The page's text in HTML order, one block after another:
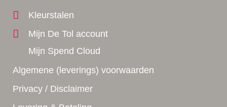
Kleurstalen
Mijn De Tol account
Mijn Spend Cloud
Algemene (leverings) voorwaarden
Privacy / Disclaimer